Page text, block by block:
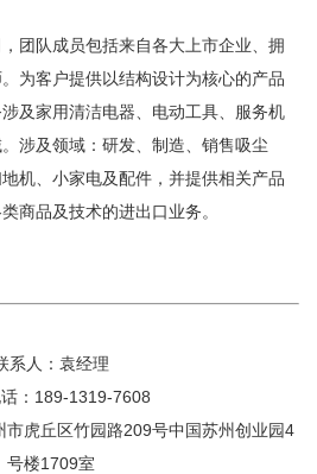
团队成员包括来自各大上市企业、拥
为客户提供以结构设计为核心的产品
及家用清洁电器、电动工具、服务机
涉及领域：研发、制造、销售吸尘
机、小家电及配件，并提供相关产品
商品及技术的进出口业务。
系人：袁经理
：189-1319-7608
虎丘区竹园路209号中国苏州创业园4
号楼1709室